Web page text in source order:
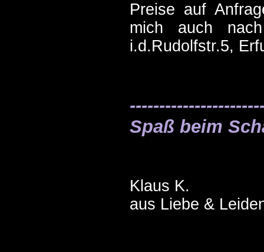
Preise auf
mich auch
i.d.Rudolfstr.5,
Spaß beim
Klaus K.
aus Liebe &